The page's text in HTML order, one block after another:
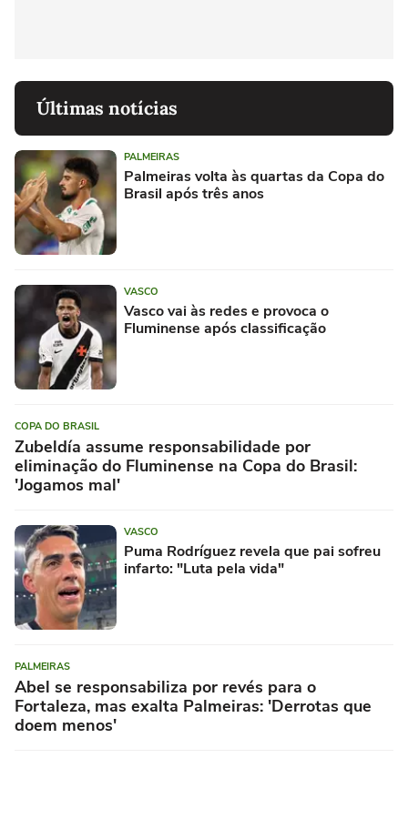
Últimas notícias
PALMEIRAS
Palmeiras volta às quartas da Copa do
Brasil após três anos
VASCO
Vasco vai às redes e provoca o
Fluminense após classificação
COPA DO BRASIL
Zubeldía assume responsabilidade por
eliminação do Fluminense na Copa do Brasil:
'Jogamos mal'
VASCO
Puma Rodríguez revela que pai sofreu
infarto: "Luta pela vida"
PALMEIRAS
Abel se responsabiliza por revés para o
Fortaleza, mas exalta Palmeiras: 'Derrotas que
doem menos'